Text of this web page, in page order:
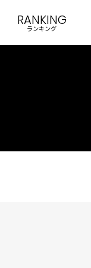
RANKING
ランキング